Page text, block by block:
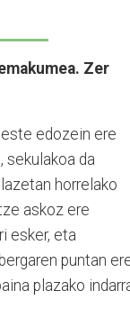
Zer
edozein ere
sekulakoa da
horrelako
askoz ere
esker, eta
puntan
plazako